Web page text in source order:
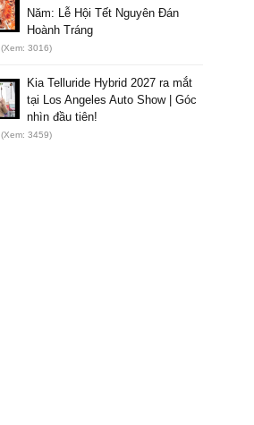
Năm: Lễ Hội Tết Nguyên Đán
Hoành Tráng
(Xem: 3016)
Kia Telluride Hybrid 2027 ra mắt
tại Los Angeles Auto Show | Góc
nhìn đầu tiên!
(Xem: 3459)